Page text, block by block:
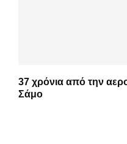
37 χρόνια από την
Σάμο